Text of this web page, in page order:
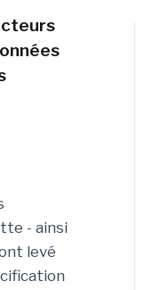
- ainsi
levé